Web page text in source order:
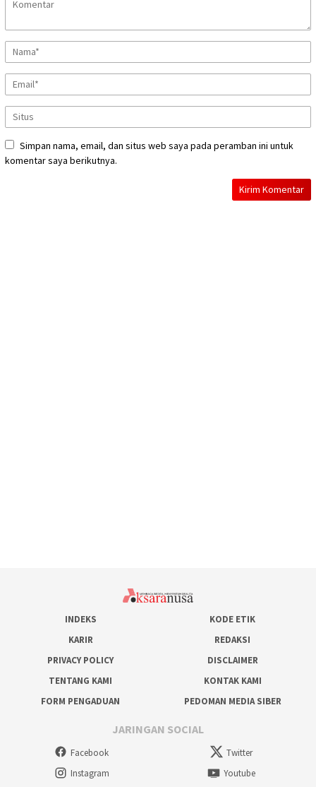
Simpan nama, email, dan situs web saya pada peramban ini untuk
komentar saya berikutnya.
INDEKS
KODE ETIK
KARIR
REDAKSI
PRIVACY POLICY
DISCLAIMER
TENTANG KAMI
KONTAK KAMI
FORM PENGADUAN
PEDOMAN MEDIA SIBER
JARINGAN SOCIAL
Facebook
Twitter
Instagram
Youtube